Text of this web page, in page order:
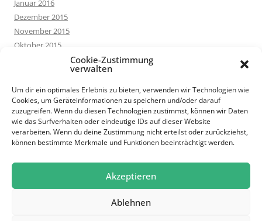
Cookie-Zustimmung
verwalten
Um dir ein optimales Erlebnis zu bieten, verwenden wir Technologien wie
Cookies, um Geräteinformationen zu speichern und/oder darauf
zuzugreifen. Wenn du diesen Technologien zustimmst, können wir Daten
wie das Surfverhalten oder eindeutige IDs auf dieser Website
verarbeiten. Wenn du deine Zustimmung nicht erteilst oder zurückziehst,
können bestimmte Merkmale und Funktionen beeinträchtigt werden.
Akzeptieren
Ablehnen
Januar 2016
Dezember 2015
November 2015
Oktober 2015
Juli 2015
Juni 2015
Mai 2015
März 2015
Februar 2015